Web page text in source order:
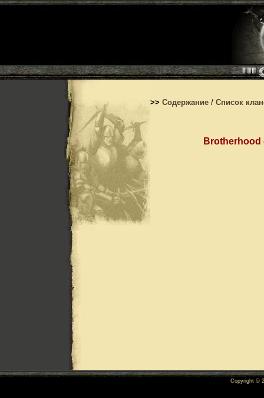
>> Содержание / Список
Brotherhood
Copyright ©